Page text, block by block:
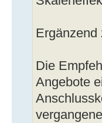
Ergänzend
Die
Angebote